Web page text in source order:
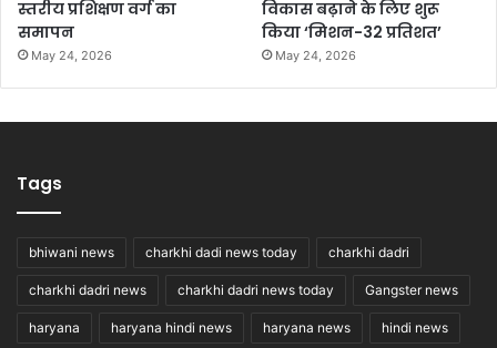
स्तरीय प्रशिक्षण वर्ग का
समापन
May 24, 2026
विकास बढ़ाने के लिए शुरू
किया ‘मिशन-32 प्रतिशत’
May 24, 2026
Tags
bhiwani news charkhi dadi news today charkhi dadri
charkhi dadri news charkhi dadri news today Gangster news
haryana haryana hindi news haryana news hindi news